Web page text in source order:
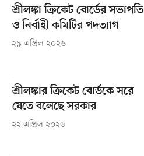
শ্রীলঙ্কা ক্রিকেট বোর্ডের সভাপতি
ও নির্বাহী কমিটির পদত্যাগ
২৯ এপ্রিল ২০২৬
শ্রীলঙ্কার ক্রিকেট বোর্ডকে সরে
যেতে বলেছে সরকার
২২ এপ্রিল ২০২৬